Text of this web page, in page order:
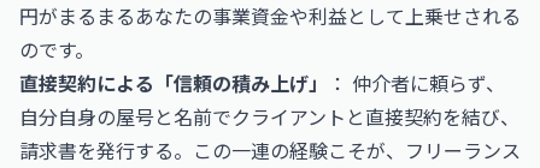
円がまるまるあなたの事業資金や利益として上乗せされる
のです。
直接契約による「信頼の積み上げ」
： 仲介者に頼らず、
自分自身の屋号と名前でクライアントと直接契約を結び、
請求書を発行する。この一連の経験こそが、フリーランス